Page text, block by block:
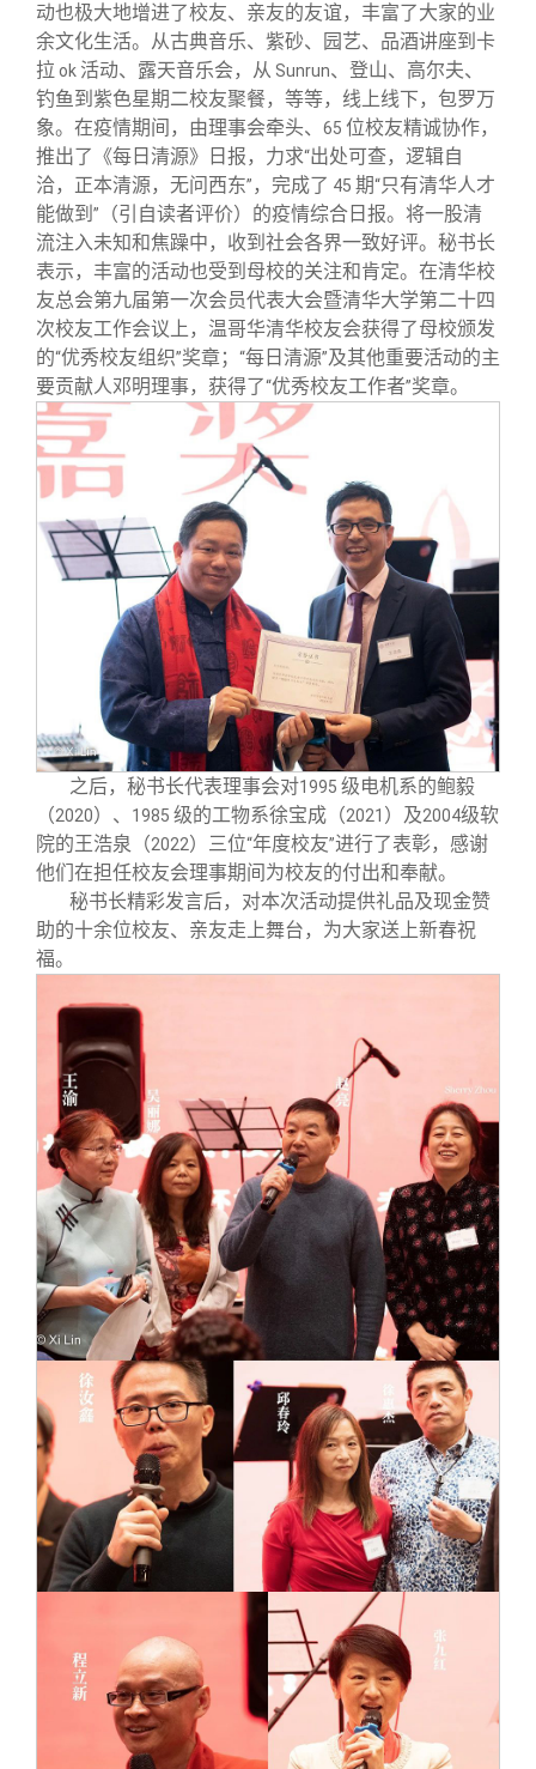
动也极大地增进了校友、亲友的友谊，丰富了大家的业
余文化生活。从古典音乐、紫砂、园艺、品酒讲座到卡
拉 ok 活动、露天音乐会，从 Sunrun、登山、高尔夫、
钓鱼到紫色星期二校友聚餐，等等，线上线下，包罗万
象。在疫情期间，由理事会牵头、 65 位校友精诚协作，
推出了《每日清源》日报，力求“出处可查，逻辑自
洽，正本清源，无问西东” ，完成了 45 期“只有清华人才
能做到 ” （引自读者评价） 的疫情综合日报。将一股清
流注入未知和焦躁中，收到社会各界一致好评。秘书长
表示，丰富的活动也受到母校的关注和肯定。在清华校
友总会第九届第一次会员代表大会暨清华大学第二十四
次校友工作会议上，温哥华清华校友会获得了母校颁发
的“优秀校友组织”奖章； “每日清源”及其他重要活动的主
要贡献人邓明理事，获得了“优秀校友工作者”奖章。
之后，秘书长代表理事会对1995 级电机系的鲍毅
（2020）、 1985 级的工物系徐宝成（2021 ）及2004级软
院的王浩泉（2022）三位“年度校友”进行了表彰，感谢
他们在担任校友会理事期间为校友的付出和奉献。
秘书长精彩发言后，对本次活动提供礼品及现金赞
助的十余位校友、亲友走上舞台，为大家送上新春祝
福。